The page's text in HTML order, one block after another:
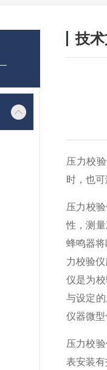
技
压力校
时，也
压力校
性，测
蜂鸣器
力校验
仪是为
与设定
仪器微
压力校
表安装